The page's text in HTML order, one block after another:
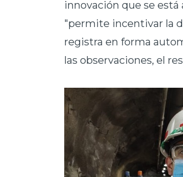
innovación que se
"permite incentivar la
registra en forma
las observaciones, el